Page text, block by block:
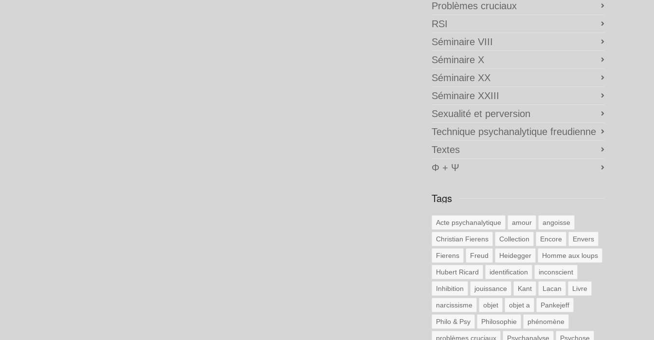
Problèmes cruciaux
RSI
Séminaire VIII
Séminaire X
Séminaire XX
Séminaire XXIII
Sexualité et perversion
Technique psychanalytique freudienne
Textes
Φ + Ψ
Tags
Acte psychanalytique amour angoisse
Christian Fierens Collection Encore Envers
Fierens Freud Heidegger Homme aux loups
Hubert Ricard identification inconscient
Inhibition jouissance Kant Lacan Livre
narcissisme objet objet a Pankejeff
Philo & Psy Philosophie phénomène
problèmes cruciaux Psychanalyse Psychose